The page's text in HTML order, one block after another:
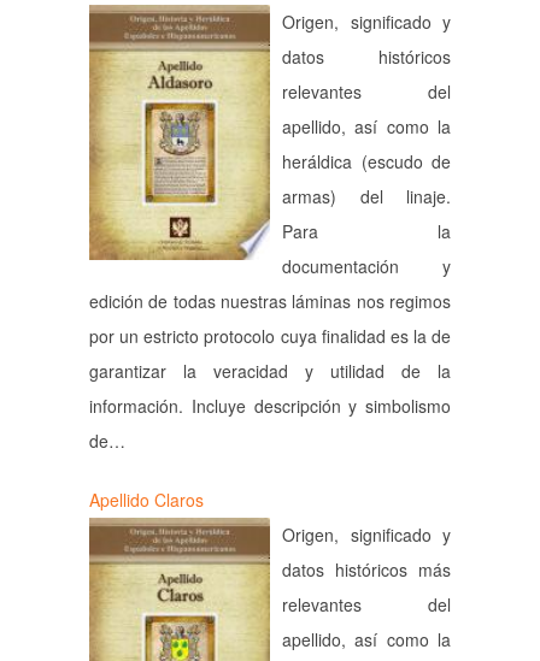
Origen, significado y
datos históricos
relevantes del
apellido, así como la
heráldica (escudo de
armas) del linaje.
Para la
documentación y
edición de todas nuestras láminas nos regimos
por un estricto protocolo cuya finalidad es la de
garantizar la veracidad y utilidad de la
información. Incluye descripción y simbolismo
de…
Apellido Claros
Origen, significado y
datos históricos más
relevantes del
apellido, así como la